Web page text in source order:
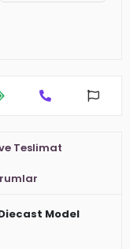
Teslimat
Diecast Model